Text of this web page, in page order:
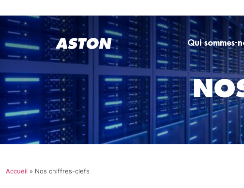
Qui sommes-
Accueil » Nos chiffres-clefs